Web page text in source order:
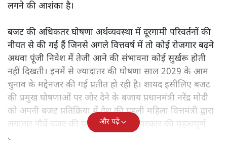
लगने की आशंका है।
बजट की अधिकतर घोषणा अर्थव्यवस्था में दूरगामी परिवर्तनों की
नीयत से की गई हैं जिनसे अगले वित्तवर्ष में तो कोई रोजगार बढ़ने
अथवा पूंजी निवेश में तेजी आने की संभावना कोई सुर्खरू होती
नहीं दिखती। इनमें से ज्यादातर की घोषणा साल 2029 के आम
चुनाव के मद्देनजर की गई प्रतीत हो रही है। शायद इसीलिए बजट
की प्रमुख घोषणाओं पर जोर देने के बजाय प्रधानमंत्री नरेंद्र मोदी
को अपनी बजट प्रतिक्रिया में देश की पहली महिला वित्तमंत्री द्वारा
लगातार नौवें बजट की प्रस्तुति को अपनी सरकार की महत्वपूर्ण
उपलब्धि बताने पर मजबूर होना पड़ा।
और पढ़ें